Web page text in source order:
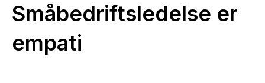
Småbedriftsledelse er
empati